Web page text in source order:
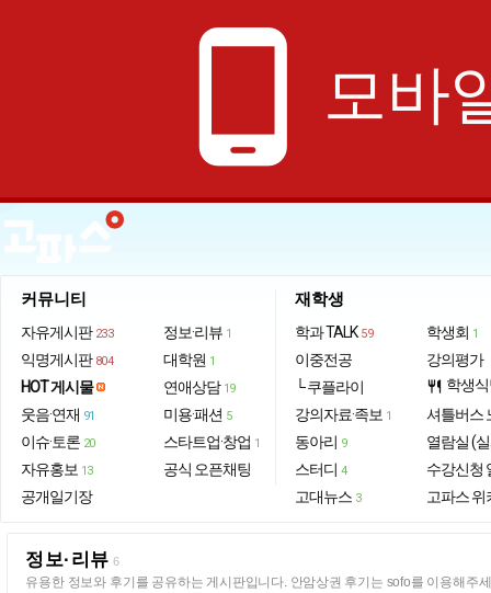
phone_android 모바
커뮤니티
자유게시판 233
익명게시판 804
HOT 게시물
웃음·연재 91
이슈·토론 20
자유홍보 13
공개일기장
정보·리뷰 1
대학원 1
연애상담 19
미용·패션 5
스타트업·창업 1
공식 오픈채팅
재학생
학과 TALK 59
이중전공
└ 쿠플라이
강의자료·족보 1
동아리 9
스터디 4
고대뉴스 3
학생회 1
강의평가
restaurant 학생
셔틀버스
열람실 (
수강신청
고파스 위
정보·리뷰 6
유용한 정보와 후기를 공유하는 게시판입니다. 안암상권 후기는 sofo를 이용해주